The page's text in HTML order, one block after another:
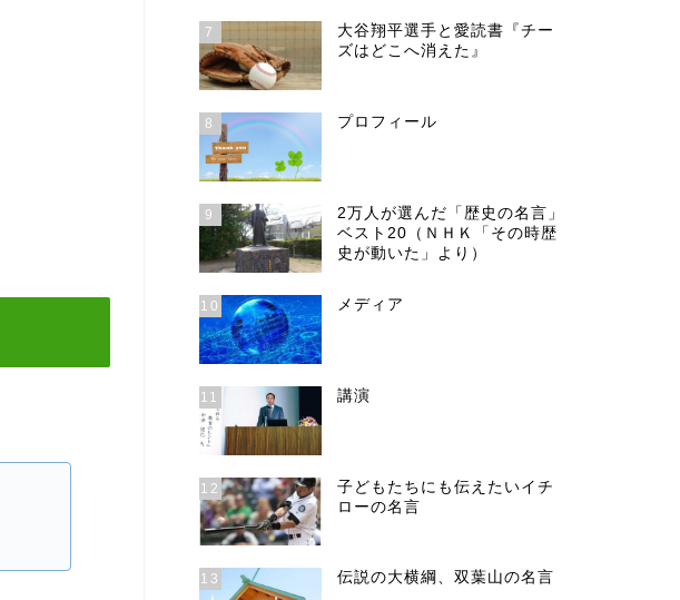
7
大谷翔平選手と愛読書『チー
ズはどこへ消えた』
8 プロフィール
9
2万人が選んだ「歴史の名言」
ベスト20（ＮＨＫ「その時歴
史が動いた」より）
10 メディア
11 講演
12
子どもたちにも伝えたいイチ
ローの名言
13 伝説の大横綱、双葉山の名言